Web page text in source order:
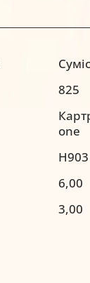
825
one
H903
6,00
3,00